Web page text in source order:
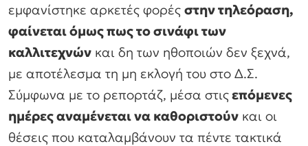
εμφανίστηκε αρκετές φορές στην τηλεόραση,
φαίνεται όμως πως το σινάφι των
καλλιτεχνών και δη των ηθοποιών δεν ξεχνά,
με αποτέλεσμα τη μη εκλογή του στο Δ.Σ.
Σύμφωνα με το ρεπορτάζ, μέσα στιςεπόμενες
ημέρες αναμένεται να καθοριστούν και οι
θέσεις που καταλαμβάνουν τα πέντε τακτικά